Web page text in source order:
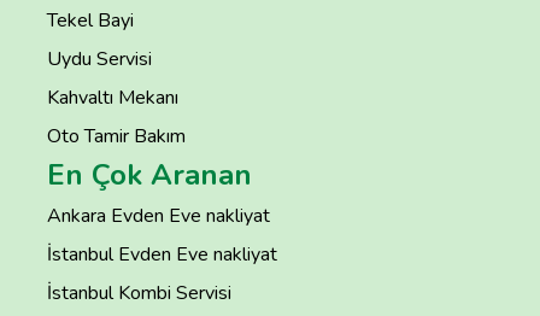
Tekel Bayi
Uydu Servisi
Kahvaltı Mekanı
Oto Tamir Bakım
En Çok Aranan
Ankara Evden Eve nakliyat
İstanbul Evden Eve nakliyat
İstanbul Kombi Servisi